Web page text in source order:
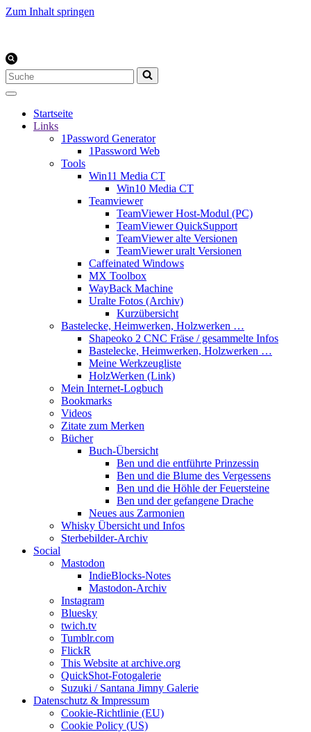
Zum Inhalt springen
Suchen
nach …
Startseite
Links
1Password Generator
1Password Web
Tools
Win11 Media CT
Win10 Media CT
Teamviewer
TeamViewer Host-Modul (PC)
TeamViewer QuickSupport
TeamViewer alte Versionen
TeamViewer uralt Versionen
Caffeinated Windows
MX Toolbox
WayBack Machine
Uralte Fotos (Archiv)
Kurzübersicht
Bastelecke, Heimwerken, Holzwerken …
Shapeoko 2 CNC Fräse / gesammelte Infos
Bastelecke, Heimwerken, Holzwerken …
Meine Werkzeugliste
HolzWerken (Link)
Mein Internet-Logbuch
Bookmarks
Videos
Zitate zum Merken
Bücher
Buch-Übersicht
Ben und die entführte Prinzessin
Ben und die Blume des Vergessens
Ben und die Höhle der Feuersteine
Ben und der gefangene Drache
Neues aus Zarmonien
Whisky Übersicht und Infos
Sterbebilder-Archiv
Social
Mastodon
IndieBlocks-Notes
Mastodon-Archiv
Instagram
Bluesky
twich.tv
Tumblr.com
FlickR
This Website at archive.org
QuickShot-Fotogalerie
Suzuki / Santana Jimny Galerie
Datenschutz & Impressum
Cookie-Richtlinie (EU)
Cookie Policy (US)